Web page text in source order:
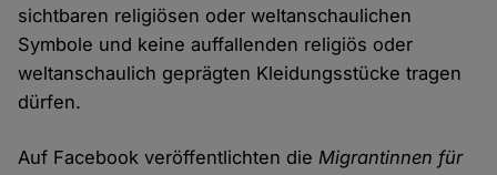
sichtbaren religiösen oder weltanschaulichen
Symbole und keine auffallenden religiös oder
weltanschaulich geprägten Kleidungsstücke tragen
dürfen.
Auf Facebook veröffentlichten dieMigrantinnen für